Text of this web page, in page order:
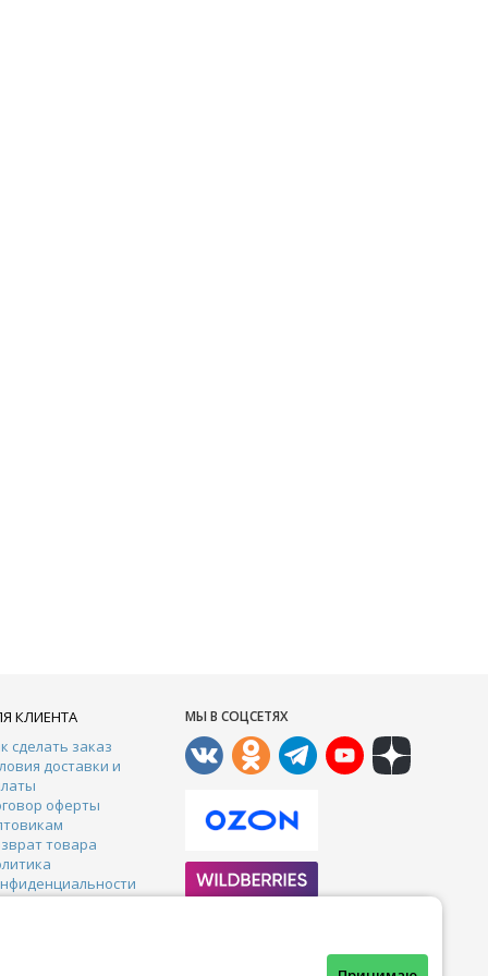
КЛИЕНТА
сделать заказ
доставки и
оферты
товара
МЫ В СОЦСЕТЯХ